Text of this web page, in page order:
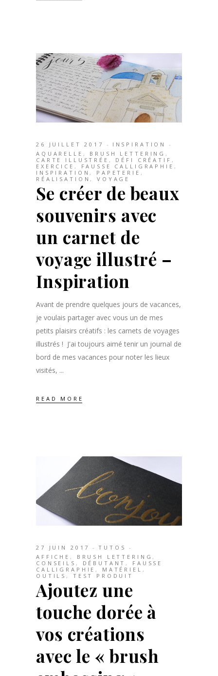
26 JUILLET 2017
INSPIRATION
AQUARELLE , BRUSH LETTERING ,
CARTE ILLUSTRÉE , DÉFI CRÉATIF ,
EXERCICE , FAUSSE CALLIGRAPHIE ,
INSPIRATION , PAPETERIE ,
RÉALISATION ,VOYAGE
Se créer de beaux
souvenirs avec
un carnet de
voyage illustré –
Inspiration
Avant de prendre quelques jours de vacances,
je voulais partager avec vous un de mes
petits plaisirs créatifs : les carnets de voyages
illustrés ! J'ai toujours aimé tenir un journal de
bord de mes vacances pour noter les lieux
visités,
READ MORE
27 JUIN 2017
TUTOS
AFFICHE , BRUSH LETTERING ,
CONSEILS , DÉBUTANT , FAUSSE
CALLIGRAPHIE , MATÉRIEL ,
OUTILS , TEST PRODUIT
Ajoutez une
touche dorée à
vos créations
avec le « brush